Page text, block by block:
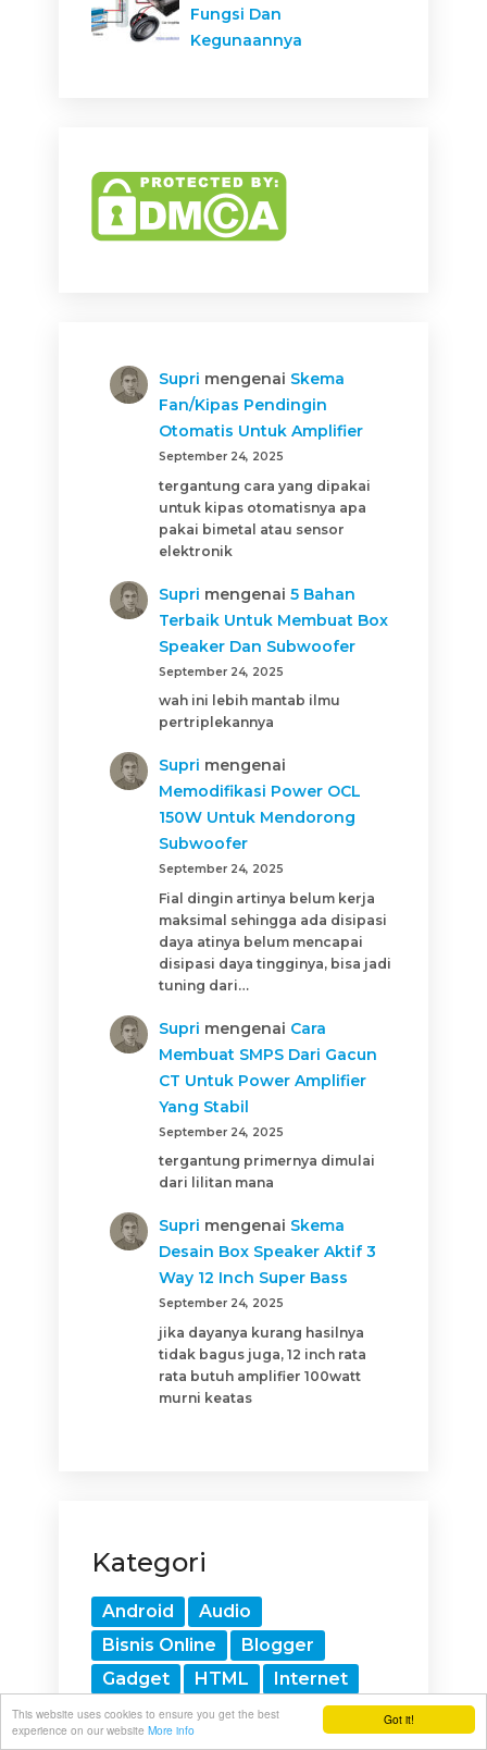
Got it!
This website uses cookies to ensure you get the best
experience on our website More info
Fungsi Dan
Kegunaannya
Supri mengenai Skema
Fan/Kipas Pendingin
Otomatis Untuk Amplifier
September 24, 2025
tergantung cara yang dipakai
untuk kipas otomatisnya apa
pakai bimetal atau sensor
elektronik
Supri mengenai5 Bahan
Terbaik Untuk Membuat Box
Speaker Dan Subwoofer
September 24, 2025
wah ini lebih mantab ilmu
pertriplekannya
Supri mengenai
Memodifikasi Power OCL
150W Untuk Mendorong
Subwoofer
September 24, 2025
Fial dingin artinya belum kerja
maksimal sehingga ada disipasi
daya atinya belum mencapai
disipasi daya tingginya, bisa jadi
tuning dari…
Supri mengenai Cara
Membuat SMPS Dari Gacun
CT Untuk Power Amplifier
Yang Stabil
September 24, 2025
tergantung primernya dimulai
dari lilitan mana
Supri mengenai Skema
Desain Box Speaker Aktif 3
Way 12 Inch Super Bass
September 24, 2025
jika dayanya kurang hasilnya
tidak bagus juga, 12 inch rata
rata butuh amplifier 100watt
murni keatas
Kategori
Android
Audio
Bisnis Online
Blogger
Gadget
HTML
Internet
Komponen
Komputer